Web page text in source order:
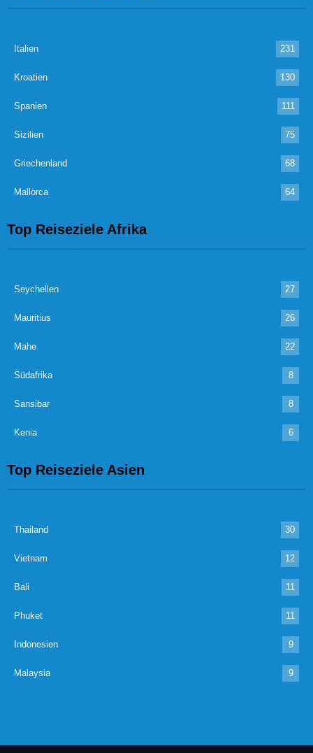
Italien 231
Kroatien 130
Spanien 111
Sizilien 75
Griechenland 68
Mallorca 64
Top Reiseziele Afrika
Seychellen 27
Mauritius 26
Mahe 22
Südafrika 8
Sansibar 8
Kenia 6
Top Reiseziele Asien
Thailand 30
Vietnam 12
Bali 11
Phuket 11
Indonesien 9
Malaysia 9